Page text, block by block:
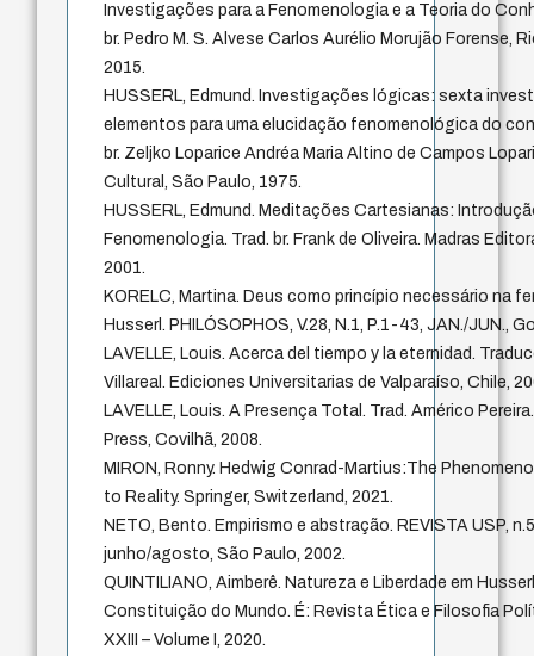
Investigações para a Fenomenologia e a Teoria do
br. Pedro M. S. Alvese Carlos Aurélio Morujão Forense,
2015.
HUSSERL, Edmund. Investigações lógicas: sexta
elementos para uma elucidação fenomenológica do
br. Zeljko Loparice Andréa Maria Altino de Campos
Cultural, São Paulo, 1975.
HUSSERL, Edmund. Meditações Cartesianas:
Fenomenologia. Trad. br. Frank de Oliveira. Madras
2001.
KORELC, Martina. Deus como princípio necessário na
Husserl. PHILÓSOPHOS, V.28, N.1, P.1-43, JAN./JUN.,
LAVELLE, Louis. Acerca del tiempo y la eternidad.
Villareal. Ediciones Universitarias de Valparaíso, Chile,
LAVELLE, Louis. A Presença Total. Trad. Américo
Press, Covilhã, 2008.
MIRON, Ronny. Hedwig Conrad-Martius:The
to Reality. Springer, Switzerland, 2021.
NETO, Bento. Empirismo e abstração. REVISTA USP,
junho/agosto, São Paulo, 2002.
QUINTILIANO, Aimberê. Natureza e Liberdade em
Constituição do Mundo. É: Revista Ética e Filosofia
XXIII – Volume I, 2020.